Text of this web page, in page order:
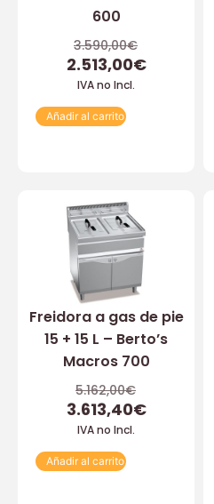
600
3.590,00€
2.513,00€
IVA no Incl.
Añadir al carrito
Freidora a gas de pie
15 + 15 L – Berto’s
Macros 700
5.162,00€
3.613,40€
IVA no Incl.
Añadir al carrito